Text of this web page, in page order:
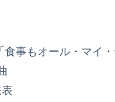
食事もオール・マイ